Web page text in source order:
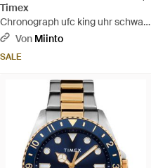
Timex
Chronograph ufc king uhr schwarz
silikon - Mettallic
Von Miinto
SALE